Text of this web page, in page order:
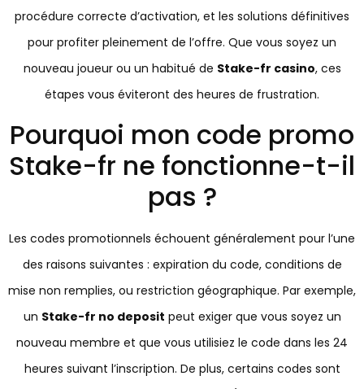
procédure correcte d’activation, et les solutions définitives
pour profiter pleinement de l’offre. Que vous soyez un
nouveau joueur ou un habitué de Stake-fr casino, ces
étapes vous éviteront des heures de frustration.
Pourquoi mon code promo
Stake-fr ne fonctionne-t-il
pas ?
Les codes promotionnels échouent généralement pour l’une
des raisons suivantes : expiration du code, conditions de
mise non remplies, ou restriction géographique. Par exemple,
un Stake-fr no deposit peut exiger que vous soyez un
nouveau membre et que vous utilisiez le code dans les 24
heures suivant l’inscription. De plus, certains codes sont